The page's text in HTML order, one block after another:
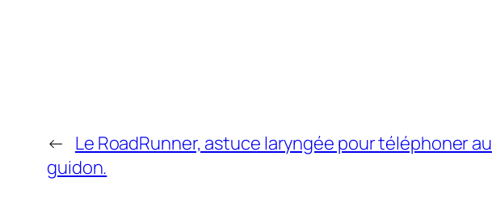
← Le RoadRunner, astuce laryngée pour téléphoner au
guidon.